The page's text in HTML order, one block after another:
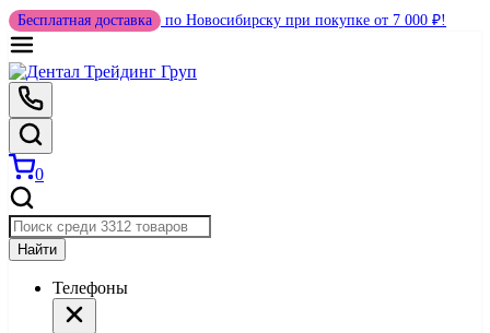
Бесплатная доставка по Новосибирску при покупке от 7 000 ₽!
0
Найти
Телефоны